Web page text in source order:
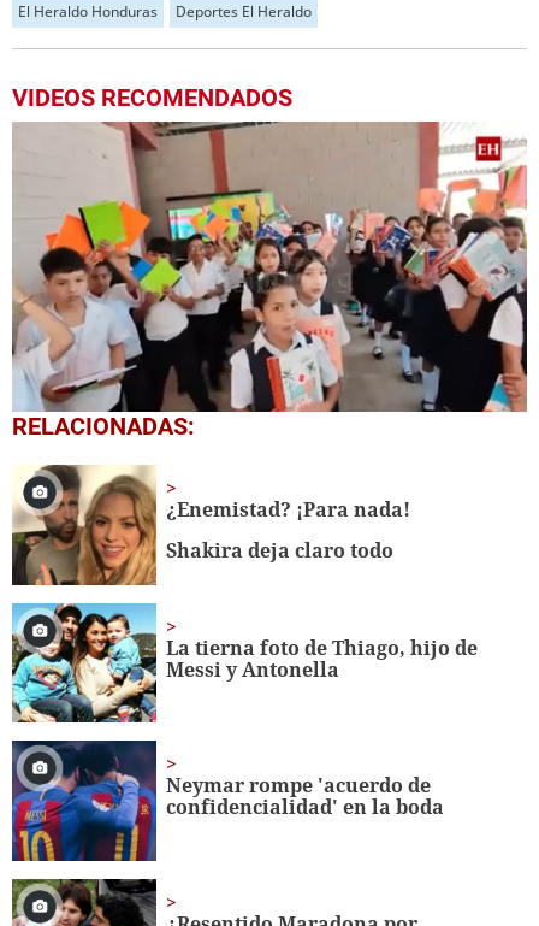
El Heraldo Honduras Deportes El Heraldo
VIDEOS RECOMENDADOS
0
seconds
minute,
56
seconds
RELACIONADAS:
¿Enemistad? ¡Para nada!
Shakira deja claro todo
La tierna foto de Thiago, hijo de
Messi y Antonella
Neymar rompe 'acuerdo de
confidencialidad' en la boda